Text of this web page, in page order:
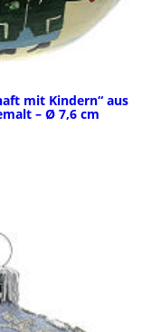
mit Kindern“ aus
– Ø 7,6 cm